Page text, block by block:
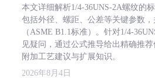
本文详细解析1/4-36UNS-2A螺纹的
包括外径、螺距、公差等关键参数
（ASME B1.1标准）。针对1/4-
见疑问，通过公式推导给出精确推
附加工艺建议与扩展知识。
2026年8月4日